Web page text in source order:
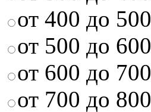
от 400 до 500
от 500 до 600
от 600 до 700
от 700 до 800